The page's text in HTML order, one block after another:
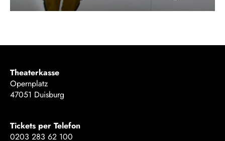
Theaterkasse
Opernplatz
47051 Duisburg
Tickets per Telefon
0203 283 62 100